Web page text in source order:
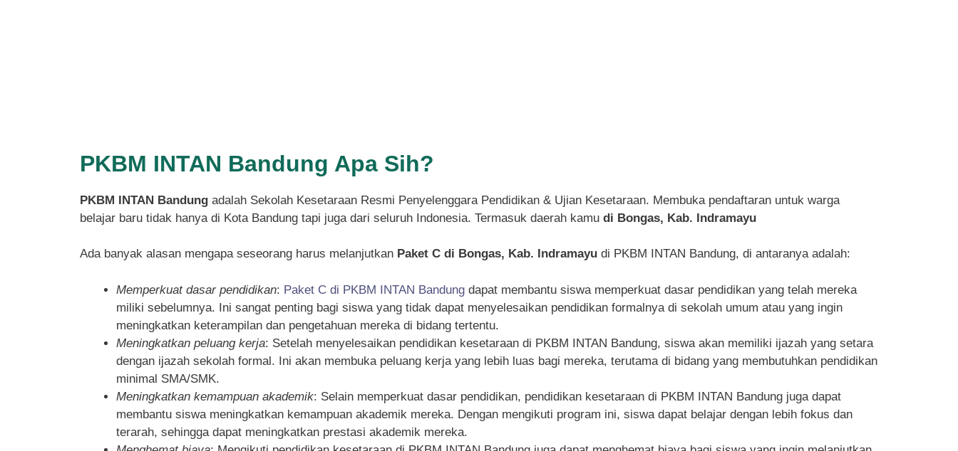
PKBM INTAN Bandung Apa Sih?
PKBM INTAN Bandung adalah Sekolah Kesetaraan Resmi Penyelenggara Pendidikan & Ujian Kesetaraan. Membuka pendaftaran untuk warga
belajar baru tidak hanya di Kota Bandung tapi juga dari seluruh Indonesia. Termasuk daerah kamu di Bongas, Kab. Indramayu
Ada banyak alasan mengapa seseorang harus melanjutkan Paket C di Bongas, Kab. Indramayu di PKBM INTAN Bandung, di antaranya adalah:
Memperkuat dasar pendidikan: Paket C di PKBM INTAN Bandung dapat membantu siswa memperkuat dasar pendidikan yang telah mereka
miliki sebelumnya. Ini sangat penting bagi siswa yang tidak dapat menyelesaikan pendidikan formalnya di sekolah umum atau yang ingin
meningkatkan keterampilan dan pengetahuan mereka di bidang tertentu.
Meningkatkan peluang kerja: Setelah menyelesaikan pendidikan kesetaraan di PKBM INTAN Bandung, siswa akan memiliki ijazah yang setara
dengan ijazah sekolah formal. Ini akan membuka peluang kerja yang lebih luas bagi mereka, terutama di bidang yang membutuhkan pendidikan
minimal SMA/SMK.
Meningkatkan kemampuan akademik: Selain memperkuat dasar pendidikan, pendidikan kesetaraan di PKBM INTAN Bandung juga dapat
membantu siswa meningkatkan kemampuan akademik mereka. Dengan mengikuti program ini, siswa dapat belajar dengan lebih fokus dan
terarah, sehingga dapat meningkatkan prestasi akademik mereka.